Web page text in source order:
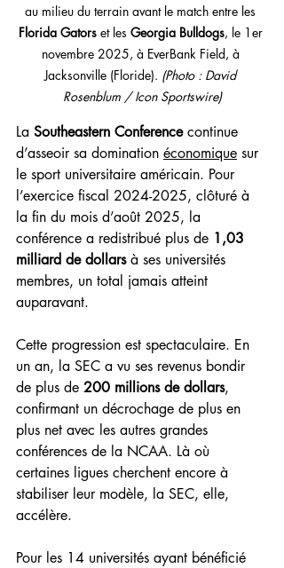
au milieu du terrain avant le match entre les
Florida Gators et les Georgia Bulldogs, le 1er
novembre 2025, à EverBank Field, à
Jacksonville (Floride). (Photo : David
Rosenblum / Icon Sportswire)
La Southeastern Conference continue
d’asseoir sa domination économique sur
le sport universitaire américain. Pour
l’exercice fiscal 2024-2025, clôturé à
la fin du mois d’août 2025, la
conférence a redistribué plus de 1,03
milliard de dollars à ses universités
membres, un total jamais atteint
auparavant.
Cette progression est spectaculaire. En
un an, la SEC a vu ses revenus bondir
de plus de 200 millions de dollars,
confirmant un décrochage de plus en
plus net avec les autres grandes
conférences de la NCAA. Là où
certaines ligues cherchent encore à
stabiliser leur modèle, la SEC, elle,
accélère.
Pour les 14 universités ayant bénéficié